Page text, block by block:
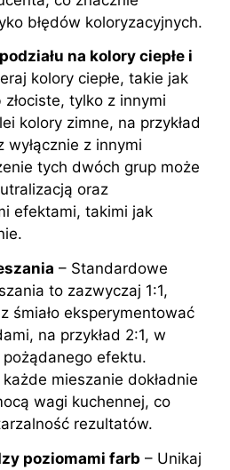
błędów koloryzacyjnych.
na kolory ciepłe i
kolory ciepłe, takie jak
tylko z innymi
kolory zimne, na przykład
wyłącznie z innymi
tych dwóch grup może
oraz
efektami, takimi jak
– Standardowe
to zazwyczaj 1:1,
śmiało eksperymentować
na przykład 2:1, w
efektu.
mieszanie dokładnie
wagi kuchennej, co
rezultatów.
poziomami farb – Unikaj